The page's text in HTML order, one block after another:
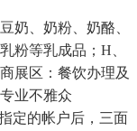
、奶粉、奶酪、
粉等乳成品；H、
展区：餐饮办理及
业不雅众
定的帐户后，三面